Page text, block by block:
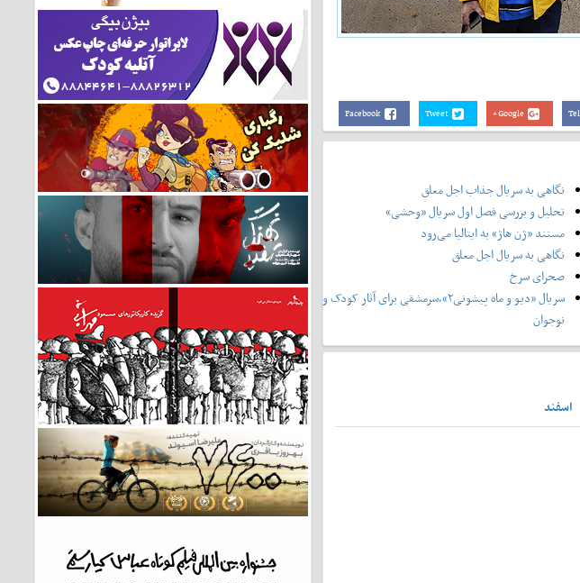
Facebook Tweet Google+
نگاهی به سریال جذاب اجل معلق
تحلیل و بررسی فصل اول سریال «وحشی»
مستند «ژن هاژ» به ایتالیا می‌رود
نگاهی به سریال اجل معلق
صحرای سرخ
سریال «دیو و ماه پیشونی۲»،سرمشقی برای آثار کودک و
نوجوان
اسفند